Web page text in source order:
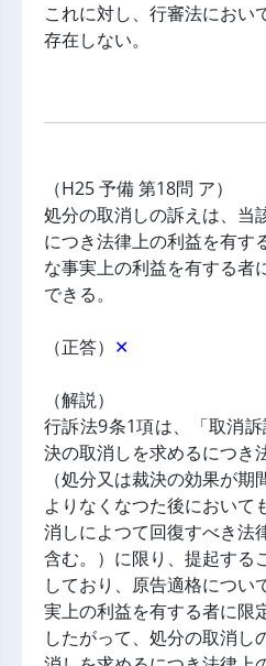
これに対し、行審法におい
存在しない。
（H25 予備 第18問 ア）
処分の取消しの訴えは、当
につき法律上の利益を有す
な事実上の利益を有する者
できる。
（正答） ✕
（解説）
行訴法9条1項は、「取消
決の取消しを求めるにつき
（処分又は裁決の効果が
よりなくなつた後において
消しによつて回復すべき法
含む。）に限り、提起する
しており、原告適格につい
実上の利益を有する者に限
したがって、処分の取消し